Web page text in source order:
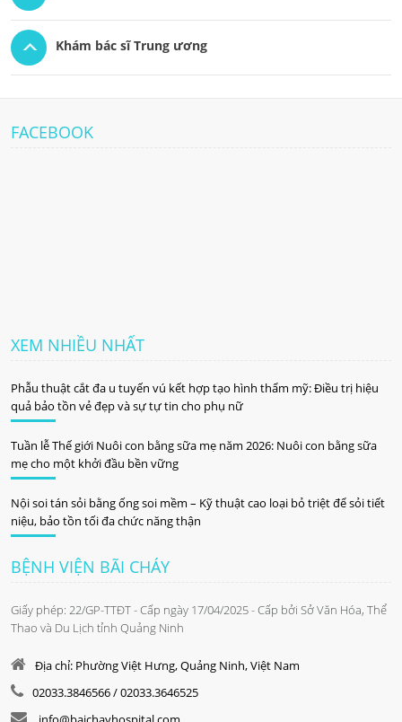
Khám bác sĩ Trung ương
FACEBOOK
XEM NHIỀU NHẤT
Phẫu thuật cắt đa u tuyến vú kết hợp tạo hình thẩm mỹ: Điều trị hiệu
quả bảo tồn vẻ đẹp và sự tự tin cho phụ nữ
Tuần lễ Thế giới Nuôi con bằng sữa mẹ năm 2026: Nuôi con bằng sữa
mẹ cho một khởi đầu bền vững
Nội soi tán sỏi bằng ống soi mềm – Kỹ thuật cao loại bỏ triệt để sỏi tiết
niệu, bảo tồn tối đa chức năng thận
BỆNH VIỆN BÃI CHÁY
Giấy phép: 22/GP-TTĐT - Cấp ngày 17/04/2025 - Cấp bởi Sở Văn Hóa, Thể
Thao và Du Lịch tỉnh Quảng Ninh
Địa chỉ: Phường Việt Hưng, Quảng Ninh, Việt Nam
02033.3846566 / 02033.3646525